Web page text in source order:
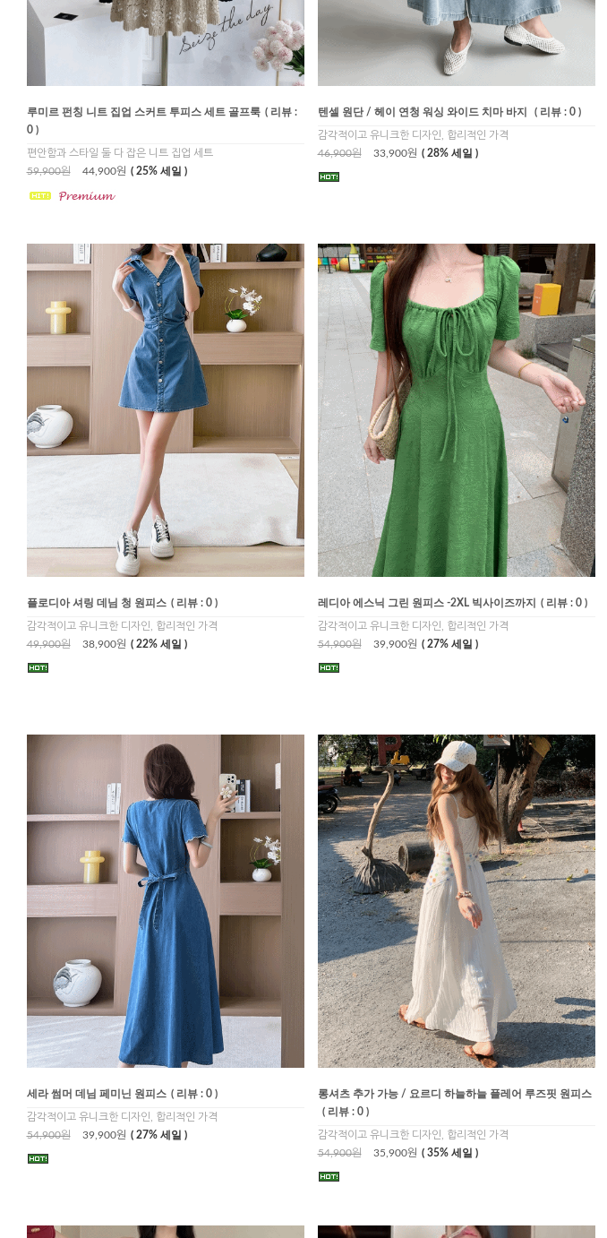
루미르 펀칭 니트 집업 스커트 투피스 세트 골프룩 ( 리뷰 :
0 )
편안함과 스타일 둘 다 잡은 니트 집업 세트
59,900원
44,900원 ( 25% 세일 )
텐셀 원단 / 헤이 연청 워싱 와이드 치마 바지 ( 리뷰 : 0 )
감각적이고 유니크한 디자인, 합리적인 가격
46,900원
33,900원 ( 28% 세일 )
플로디아 셔링 데님 청 원피스 ( 리뷰 : 0 )
감각적이고 유니크한 디자인, 합리적인 가격
49,900원
38,900원 ( 22% 세일 )
레디아 에스닉 그린 원피스 -2XL 빅사이즈까지 ( 리뷰 : 0 )
감각적이고 유니크한 디자인, 합리적인 가격
54,900원
39,900원 ( 27% 세일 )
세라 썸머 데님 페미닌 원피스 ( 리뷰 : 0 )
감각적이고 유니크한 디자인, 합리적인 가격
54,900원
39,900원 ( 27% 세일 )
롱셔츠 추가 가능 / 요르디 하늘하늘 플레어 루즈핏 원피스
( 리뷰 : 0 )
감각적이고 유니크한 디자인, 합리적인 가격
54,900원
35,900원 ( 35% 세일 )